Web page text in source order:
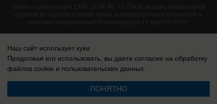
Запись о регистрации СМИ: Эл № ФС 77-73438, выдано Федеральной
службой по надзору в сфере связи, информационных технологий и
массовых коммуникаций (Роскомнадзор) 17 августа 2018 г.
Наш сайт использует куки.
Продолжая его использовать, вы даете согласие на обработку
файлов cookie и пользовательских данных.
ПОНЯТНО